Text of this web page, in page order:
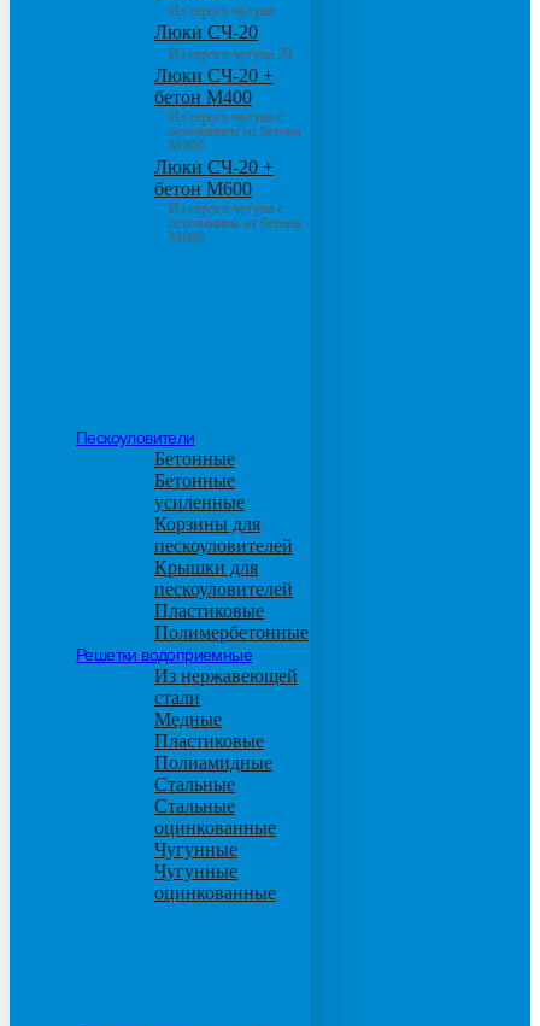
Из серого чугуна
Люки СЧ-20
Из серого чугуна 20
Люки СЧ-20 +
бетон М400
Из серого чугуна с
основанием из бетона
М400
Люки СЧ-20 +
бетон М600
Из серого чугуна с
основанием из бетона
М600
Пескоуловители
Бетонные
Бетонные
усиленные
Корзины для
пескоуловителей
Крышки для
пескоуловителей
Пластиковые
Полимербетонные
Решетки водоприемные
Из нержавеющей
стали
Медные
Пластиковые
Полиамидные
Стальные
Стальные
оцинкованные
Чугунные
Чугунные
оцинкованные